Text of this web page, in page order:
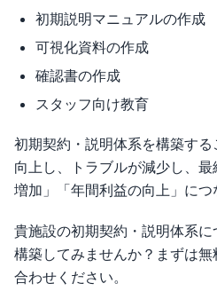
初期説明マニュアルの作成
可視化資料の作成
確認書の作成
スタッフ向け教育
初期契約・説明体系を構築す
向上し、トラブルが減少し、
増加」「年間利益の向上」につ
貴施設の初期契約・説明体系
構築してみませんか？まずは
合わせください。